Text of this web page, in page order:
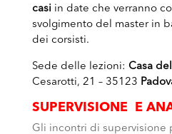
casi in date che verranno
svolgimento del master in
dei corsisti.
Sede delle lezioni: Casa
Cesarotti, 21 – 35123
SUPERVISIONE E
Gli incontri di supervisione